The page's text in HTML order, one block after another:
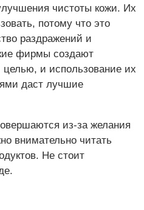
чистоты кожи. Их
потому что это
раздражений и
фирмы создают
целью, и использование их
даст лучшие
из-за желания
внимательно читать
Не стоит